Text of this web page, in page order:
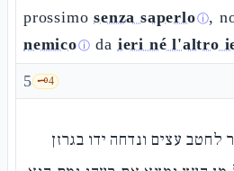
prossimosenza saperloⓘ,
nemicoⓘ da ieri né l'altro
5 🗝️4
עצים ונדחה ידו בגרזן